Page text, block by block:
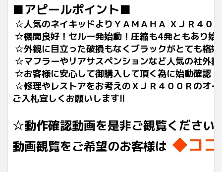
■アピールポイント■
☆人気のネイキッドよりＹＡＭＡＨＡ ＸＪＲ４０
☆機関良好！セル一発始動！圧縮も4発ともあり始
☆外観に目立った破損もなくブラックがとても格
☆マフラーやリアサスペンションなど人気の社外
☆お客様に安心して御購入して頂く為に始動確認
☆修理やレストアをお考えのＸＪＲ４００Ｒのオ
ご入札宜しくお願いします!!
☆動作確認動画を是非ご観覧くださ
動画観覧をご希望のお客様は ◆コ